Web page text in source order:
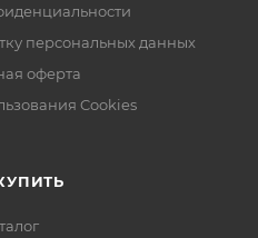
персональных данных
оферта
Cookies